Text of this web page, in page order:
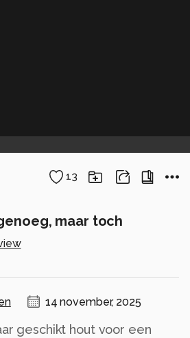
13
maar toch
14 november, 2025
geschikt hout voor een